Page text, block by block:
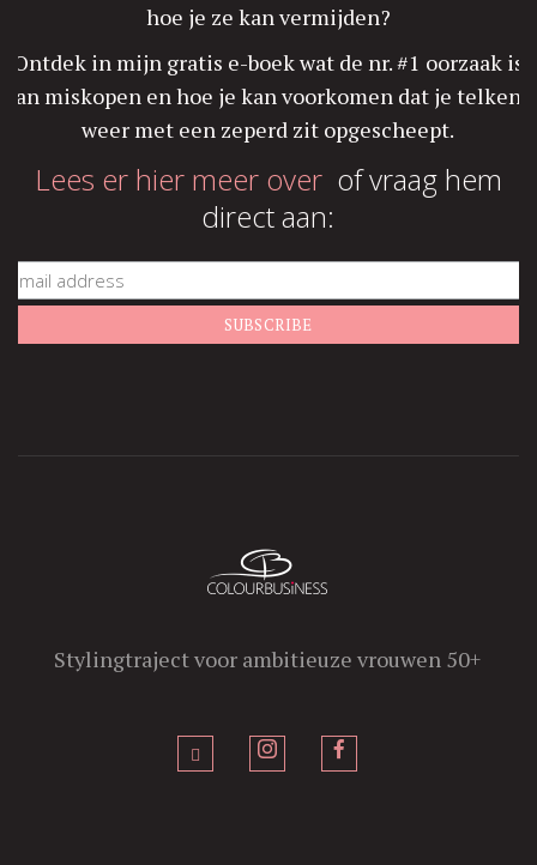
hoe je ze kan vermijden?
Ontdek in mijn gratis e-boek wat de nr. #1 oorzaak is
van miskopen en hoe je kan voorkomen dat je telkens
weer met een zeperd zit opgescheept.
Lees er hier meer over of vraag hem
direct aan:
Stylingtraject voor ambitieuze vrouwen 50+